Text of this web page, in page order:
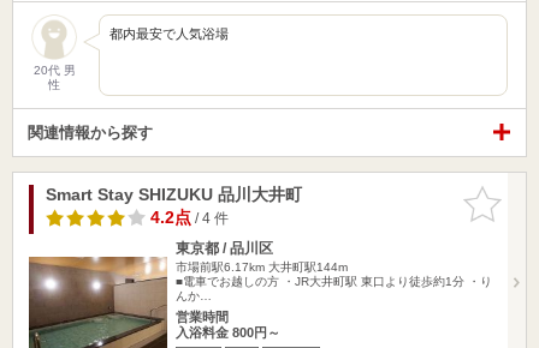
20代 男
性
都内最安で人気浴場
関連情報から探す
お気に入
りに追加
Smart Stay SHIZUKU 品川大井町
4.2点/ 4 件
東京都 / 品川区
市場前駅6.17km 大井町駅144m
■電車でお越しの方 ・JR大井町駅 東口より徒歩約1分 ・り
んか…
営業時間
入浴料金 800円～